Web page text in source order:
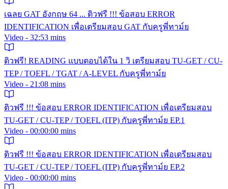
เฉลย GAT อังกฤษ 64 ... ติวฟรี !!! ข้อสอบ ERROR
IDENTIFICATION เพื่อเตรียมสอบ GAT กับครูพี่ทาม์ย
Video - 32:53 mins
ติวฟรี! READING แบบตอบได้ใน 1 วิ เตรียมสอบ TU-GET / CU-
TEP / TOEFL / TGAT / A-LEVEL กับครูพี่ทาม์ย
Video - 21:08 mins
ติวฟรี !!! ข้อสอบ ERROR IDENTIFICATION เพื่อเตรียมสอบ
TU-GET / CU-TEP / TOEFL (ITP) กับครูพี่ทาม์ย EP.1
Video - 00:00:00 mins
ติวฟรี !!! ข้อสอบ ERROR IDENTIFICATION เพื่อเตรียมสอบ
TU-GET / CU-TEP / TOEFL (ITP) กับครูพี่ทาม์ย EP.2
Video - 00:00:00 mins